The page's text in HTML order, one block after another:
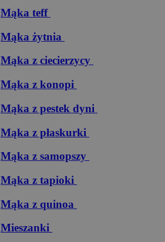
Mąka teff
Mąka żytnia
Mąka z ciecierzycy
Mąka z konopi
Mąka z pestek dyni
Mąka z płaskurki
Mąka z samopszy
Mąka z tapioki
Mąka z quinoa
Mieszanki